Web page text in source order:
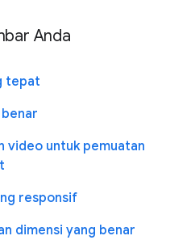
Anda
tepat
video untuk pemuatan
responsif
dimensi yang benar